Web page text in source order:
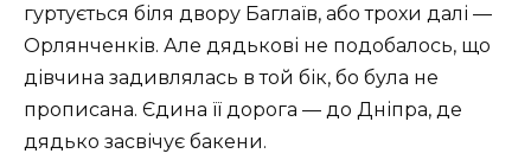
гуртується біля двору Баглаїв, або трохи далі —
Орлянченків. Але дядькові не подобалось, що
дівчина задивлялась в той бік, бо була не
прописана. Єдина її дорога — до Дніпра, де
дядько засвічує бакени.